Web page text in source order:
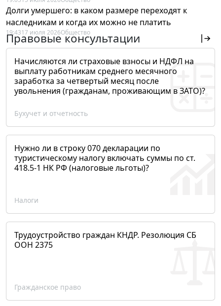
Долги умершего: в каком размере переходят к
наследникам и когда их можно не платить
19:4317 июля 2026Общество
Правовые консультации
Начисляются ли страховые взносы и НДФЛ на
выплату работникам среднего месячного
заработка за четвертый месяц после
увольнения (гражданам, проживающим в ЗАТО)?
Бухучет и отчетность
Нужно ли в строку 070 декларации по
туристическому налогу включать суммы по ст.
418.5-1 НК РФ (налоговые льготы)?
Налоги
Трудоустройство граждан КНДР. Резолюция СБ
ООН 2375
Гражданское право